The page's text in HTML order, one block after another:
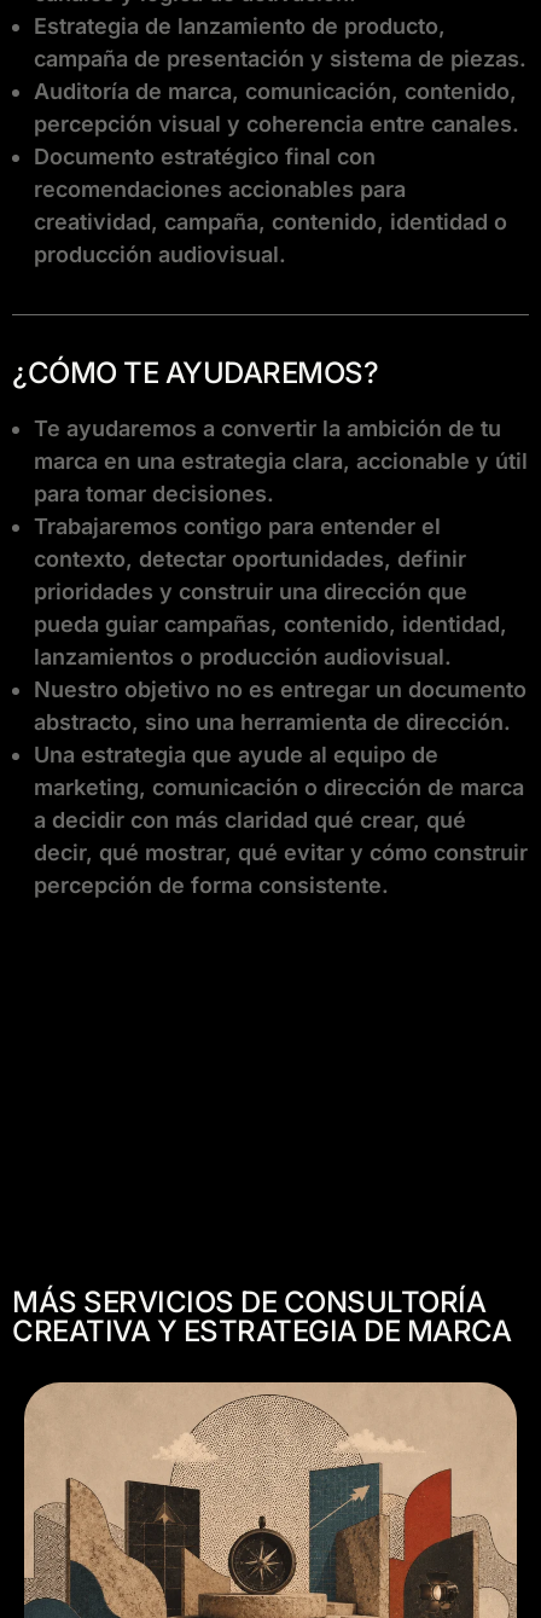
Estrategia de lanzamiento de producto,
campaña de presentación y sistema de piezas.
Auditoría de marca, comunicación, contenido,
percepción visual y coherencia entre canales.
Documento estratégico final con
recomendaciones accionables para
creatividad, campaña, contenido, identidad o
producción audiovisual.
¿CÓMO TE AYUDAREMOS?
Te ayudaremos a convertir la ambición de tu
marca en una estrategia clara, accionable y útil
para tomar decisiones.
Trabajaremos contigo para entender el
contexto, detectar oportunidades, definir
prioridades y construir una dirección que
pueda guiar campañas, contenido, identidad,
lanzamientos o producción audiovisual.
Nuestro objetivo no es entregar un documento
abstracto, sino una herramienta de dirección.
Una estrategia que ayude al equipo de
marketing, comunicación o dirección de marca
a decidir con más claridad qué crear, qué
decir, qué mostrar, qué evitar y cómo construir
percepción de forma consistente.
MÁS SERVICIOS DE CONSULTORÍA
CREATIVA Y ESTRATEGIA DE MARCA